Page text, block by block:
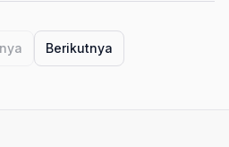
artikel dengan tag
Berikutnya